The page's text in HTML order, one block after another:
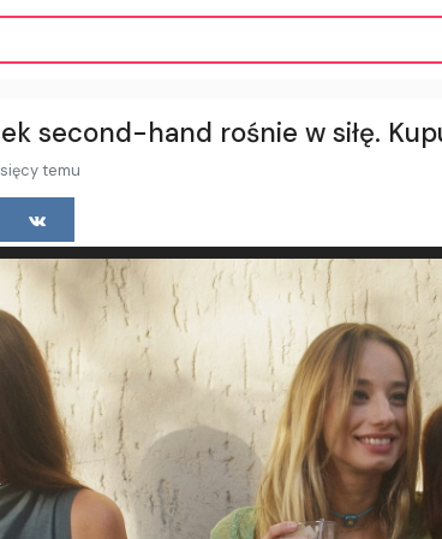
second-hand rośnie w siłę.
temu